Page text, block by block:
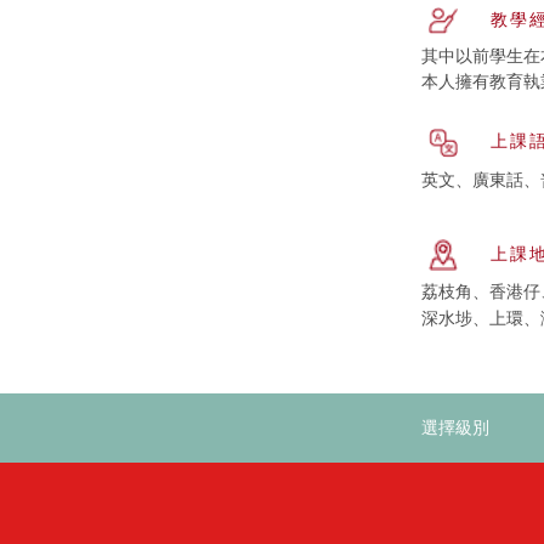
教學
其中以前學生
本人擁有教育
上課
英文、廣東話
上課
荔枝角、香港
深水埗、上環
選擇級別